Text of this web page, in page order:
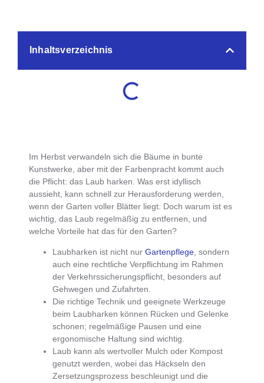
Im Herbst verwandeln sich die Bäume in bunte
Kunstwerke, aber mit der Farbenpracht kommt auch
die Pflicht: das Laub harken . Was erst idyllisch
aussieht, kannschnell zur Herausforderung werden,
wenn der Garten voller Blätter liegt . Dochwarum ist es
wichtig, das Laub regelmäßig zu entfernen , und
welche Vorteile hat das für den Garten?
Laubharken ist nicht nurGartenpflege , sondern
auch eine rechtliche Verpflichtung im Rahmen
der Verkehrssicherungspflicht , besonders auf
Gehwegen und Zufahrten.
Die richtige Technik und geeignete Werkzeuge
beim Laubharken können Rücken und Gelenke
schonen; regelmäßige Pausen und eine
ergonomische Haltung sind wichtig.
Laub kann als wertvoller Mulch oder Kompost
genutzt werden , wobei das Häckseln den
Zersetzungsprozess beschleunigt und die
Inhaltsverzeichnis